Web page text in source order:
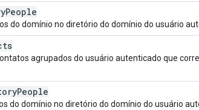
People
do domínio no diretório do domínio do usuário
agrupados do usuário autenticado que
People
do domínio no diretório do domínio do usuário